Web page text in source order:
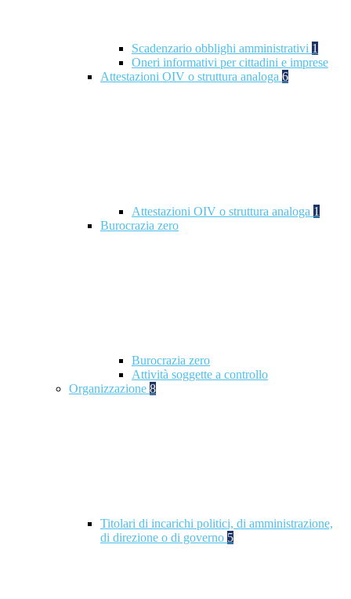
Scadenzario obblighi amministrativi 1
Oneri informativi per cittadini e imprese
Attestazioni OIV o struttura analoga 6
Attestazioni OIV o struttura analoga 1
Burocrazia zero
Burocrazia zero
Attività soggette a controllo
Organizzazione 8
Titolari di incarichi politici, di amministrazione,
di direzione o di governo 5